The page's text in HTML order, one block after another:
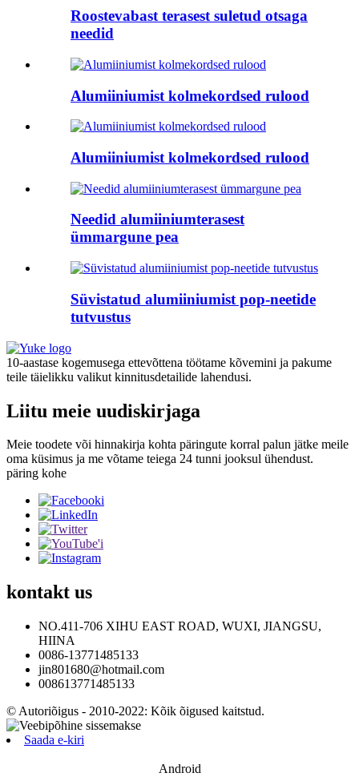
Roostevabast terasest suletud otsaga
needid
Alumiiniumist kolmekordsed rulood
Alumiiniumist kolmekordsed rulood
Needid alumiiniumterasest
ümmargune pea
Süvistatud alumiiniumist pop-neetide
tutvustus
10-aastase kogemusega ettevõttena töötame kõvemini ja pakume
teile täielikku valikut kinnitusdetailide lahendusi.
Liitu meie uudiskirjaga
Meie toodete või hinnakirja kohta päringute korral palun jätke meile
oma küsimus ja me võtame teiega 24 tunni jooksul ühendust.
päring kohe
kontakt us
NO.411-706 XIHU EAST ROAD, WUXI, JIANGSU,
HIINA
0086-13771485133
jin801680@hotmail.com
008613771485133
© Autoriõigus - 2010-2022: Kõik õigused kaitstud.
Saada e-kiri
Android